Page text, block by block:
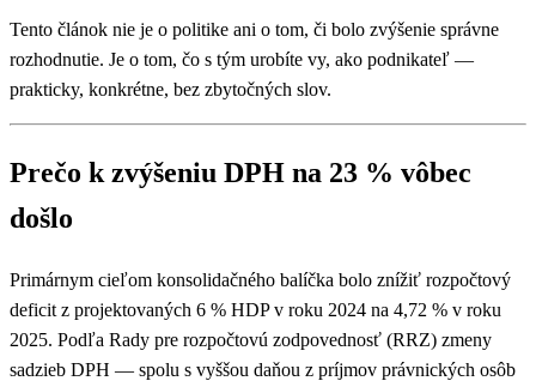
Tento článok nie je o politike ani o tom, či bolo zvýšenie správne
rozhodnutie. Je o tom, čo s tým urobíte vy, ako podnikateľ —
prakticky, konkrétne, bez zbytočných slov.
Prečo k zvýšeniu DPH na 23 % vôbec
došlo
Primárnym cieľom konsolidačného balíčka bolo znížiť rozpočtový
deficit z projektovaných 6 % HDP v roku 2024 na 4,72 % v roku
2025. Podľa Rady pre rozpočtovú zodpovednosť (RRZ) zmeny
sadzieb DPH — spolu s vyššou daňou z príjmov právnických osôb